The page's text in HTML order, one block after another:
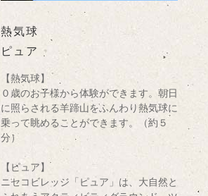
熱気球
ピュア
【熱気球】
０歳のお子様から体験ができます。朝日
に照らされる羊蹄山をふんわり熱気球に
乗って眺めることができます。（約５
分）
【ピュア】
ニセコビレッジ「ピュア」は、大自然と